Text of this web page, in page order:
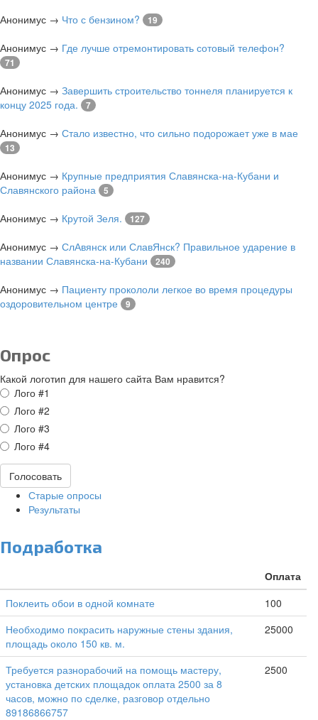
Анонимус → Что с бензином? 19
Анонимус → Где лучше отремонтировать сотовый телефон?
71
Анонимус → Завершить строительство тоннеля планируется к
концу 2025 года.
7
Анонимус → Стало известно, что сильно подорожает уже в мае
13
Анонимус → Крупные предприятия Славянска-на-Кубани и
Славянского района
5
Анонимус → Крутой Зеля. 127
Анонимус → СлАвянск или СлавЯнск? Правильное ударение в
названии Славянска-на-Кубани
240
Анонимус → Пациенту прокололи легкое во время процедуры
оздоровительном центре
9
Опрос
Какой логотип для нашего сайта Вам нравится?
Варианты
Лого #1
Лого #2
Лого #3
Лого #4
Голосовать
Старые опросы
Результаты
Подработка
Оплата
Поклеить обои в одной комнате
100
Необходимо покрасить наружные стены здания,
площадь около 150 кв. м.
25000
Требуется разнорабочий на помощь мастеру,
установка детских площадок оплата 2500 за 8
часов, можно по сделке, разговор отдельно
89186866757
2500